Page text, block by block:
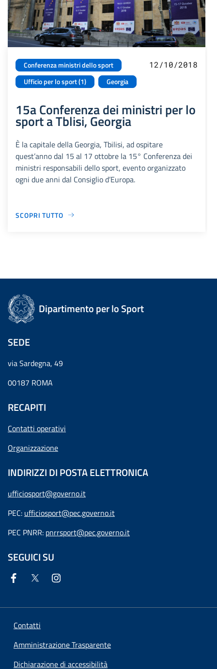
Conferenza ministri dello sport
Ufficio per lo sport (1)
Georgia
12/10/2018
15a Conferenza dei ministri per lo
sport a Tblisi, Georgia
È la capitale della Georgia, Tbilisi, ad ospitare
quest’anno dal 15 al 17 ottobre la 15° Conferenza dei
ministri responsabili dello sport, evento organizzato
ogni due anni dal Consiglio d’Europa.
SCOPRI TUTTO
Dipartimento per lo Sport
SEDE
via Sardegna, 49
00187 ROMA
RECAPITI
Contatti operativi
Organizzazione
INDIRIZZI DI POSTA ELETTRONICA
ufficiosport@governo.it
PEC: ufficiosport@pec.governo.it
PEC PNRR: pnrrsport@pec.governo.it
SEGUICI SU
Contatti
Amministrazione Trasparente
Dichiarazione di accessibilità